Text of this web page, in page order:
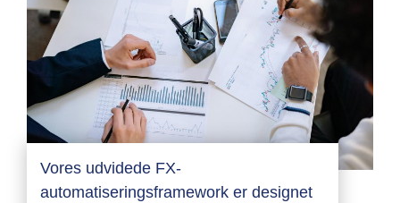
Vores udvidede FX-
automatiseringsframework er designet